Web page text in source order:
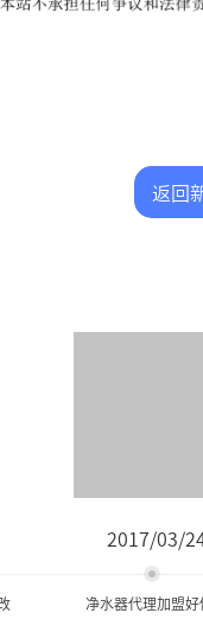
返回
2017/03/
净水器代理加盟好